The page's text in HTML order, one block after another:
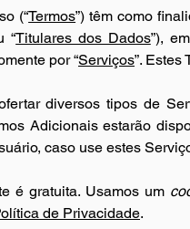
(“Termos
“Titulares dos Dados”),
por “Serviços”.
diversos tipos de
Adicionais estarão
caso use estes
é gratuita. Usamos um
de Privacidade.